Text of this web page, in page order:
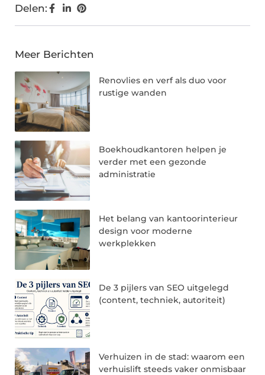
Delen:
Meer Berichten
Renovlies en verf als duo voor
rustige wanden
Boekhoudkantoren helpen je
verder met een gezonde
administratie
Het belang van kantoorinterieur
design voor moderne
werkplekken
De 3 pijlers van SEO uitgelegd
(content, techniek, autoriteit)
Verhuizen in de stad: waarom een
verhuislift steeds vaker onmisbaar